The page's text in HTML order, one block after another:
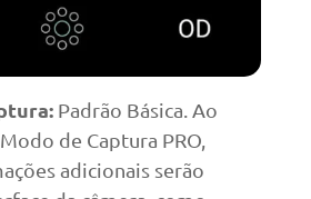
Padrão Básica. Ao
de Captura PRO,
adicionais serão